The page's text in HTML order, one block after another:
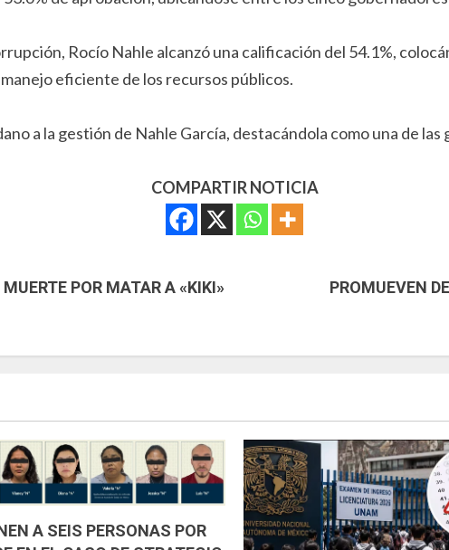
Rocío Nahle alcanzó una calificación del 54.1%,
eficiente de los recursos públicos.
a la gestión de Nahle García, destacándola como una de
COMPARTIR NOTICIA
POR MATAR A «KIKI»
PROMUEVEN
A SEIS PERSONAS POR